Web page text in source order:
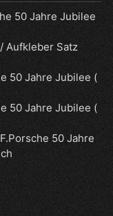
50 Jahre Jubilee
Aufkleber Satz
50 Jahre Jubilee (
50 Jahre Jubilee (
50 Jahre